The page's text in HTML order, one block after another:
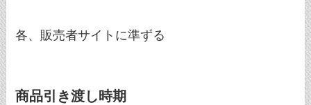
各、販売者サイトに準ずる
商品引き渡し時期